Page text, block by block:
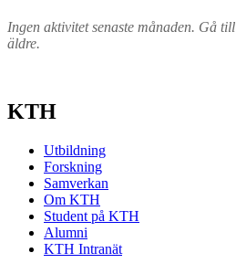
Ingen aktivitet senaste månaden. Gå till
äldre.
KTH
Utbildning
Forskning
Samverkan
Om KTH
Student på KTH
Alumni
KTH Intranät